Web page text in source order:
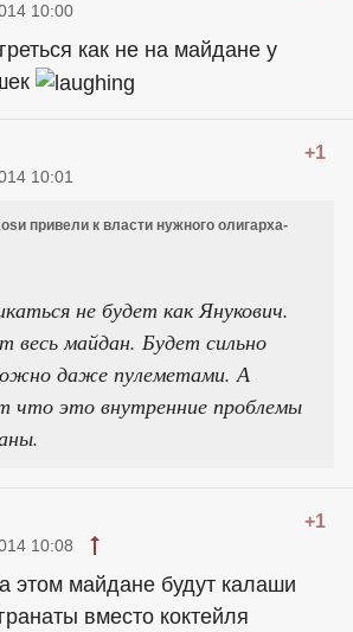
10:00
как не на майдане у
+1
10:01
привели к власти нужного олигарха-
не будет как Янукович.
весь майдан. Будет сильно
даже пулеметами. А
что это внутренние проблемы
+1
10:08
этом майдане будут калаши
вместо коктейля